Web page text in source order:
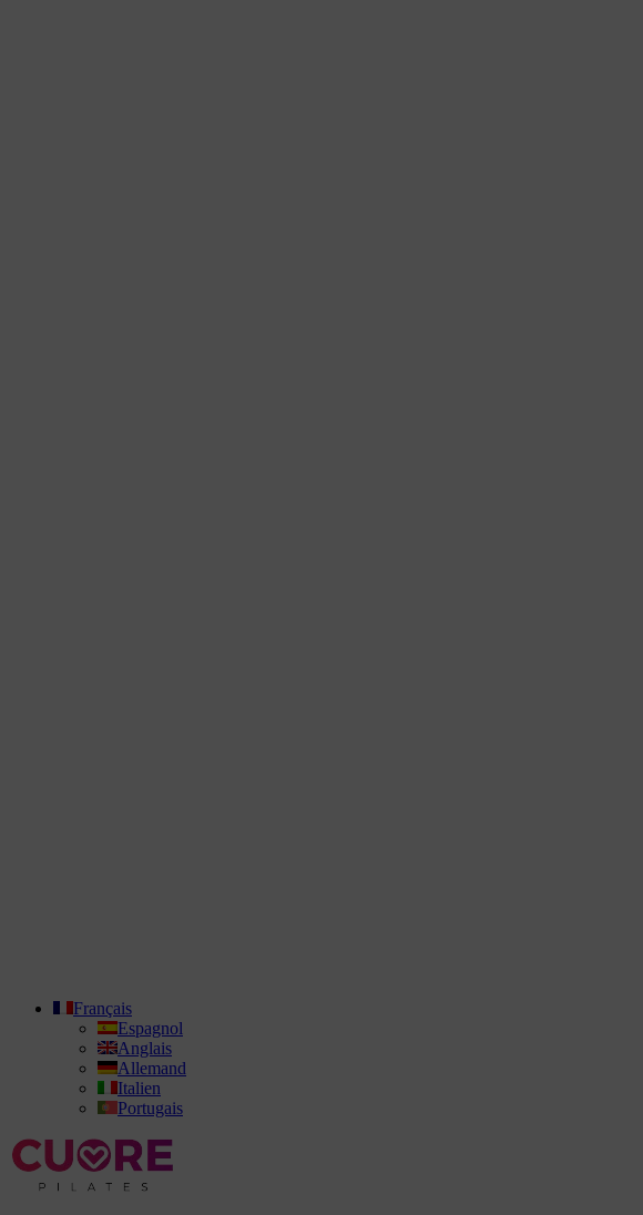
Français
Espagnol
Anglais
Allemand
Italien
Portugais